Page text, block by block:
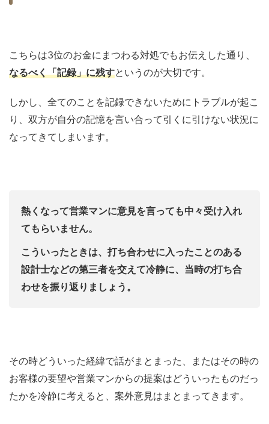
こちらは3位のお金にまつわる対処でもお伝えした通り、
なるべく「記録」に残すというのが大切です。
しかし、全てのことを記録できないためにトラブルが起こ
り、双方が自分の記憶を言い合って引くに引けない状況に
なってきてしまいます。
熱くなって営業マンに意見を言っても中々受け入れ
てもらいません。
こういったときは、打ち合わせに入ったことのある
設計士などの第三者を交えて冷静に、当時の打ち合
わせを振り返りましょう。
その時どういった経緯で話がまとまった、またはその時の
お客様の要望や営業マンからの提案はどういったものだっ
たかを冷静に考えると、案外意見はまとまってきます。